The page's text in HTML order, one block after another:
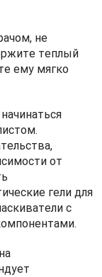
не
теплый
ему мягко
от
гели для
с